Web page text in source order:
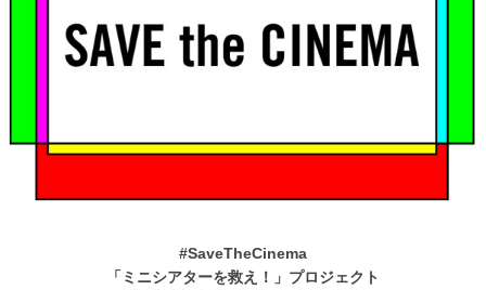
#SaveTheCinema
「ミニシアターを救え！」プロジェクト